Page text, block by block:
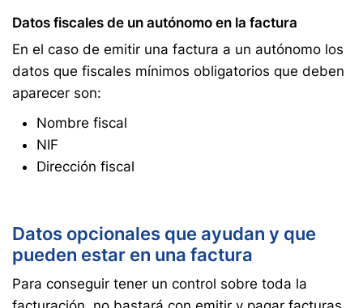
Datos fiscales de un autónomo en la factura
En el caso de emitir una factura a un autónomo los
datos que fiscales mínimos obligatorios que deben
aparecer son:
Nombre fiscal
NIF
Dirección fiscal
Datos opcionales que ayudan y que
pueden estar en una factura
Para conseguir tener un control sobre toda la